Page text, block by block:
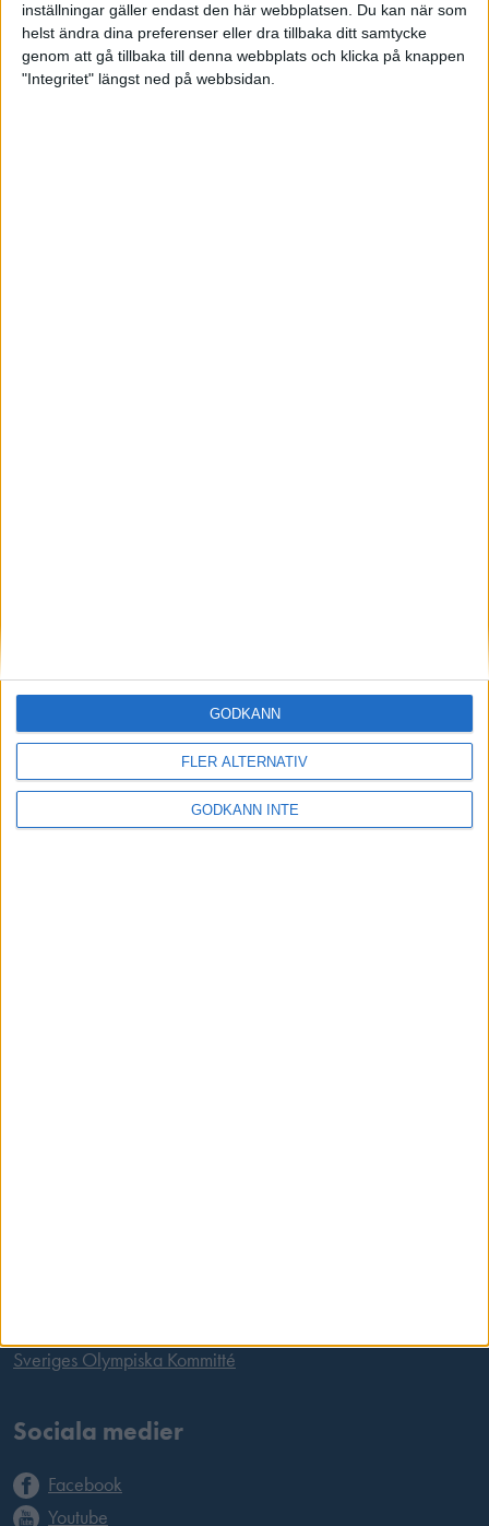
inställningar gäller endast den här webbplatsen. Du kan när som
helst ändra dina preferenser eller dra tillbaka ditt samtycke
genom att gå tillbaka till denna webbplats och klicka på knappen
"Integritet" längst ned på webbsidan.
FLER ALTERNATIV
GODKÄNN INTE
GODKÄNN
Startsida Pistol
Våra grenar och discipliner
Besöksadress
Sveriges Olympiska Kommitté
Sociala medier
Facebook
Youtube